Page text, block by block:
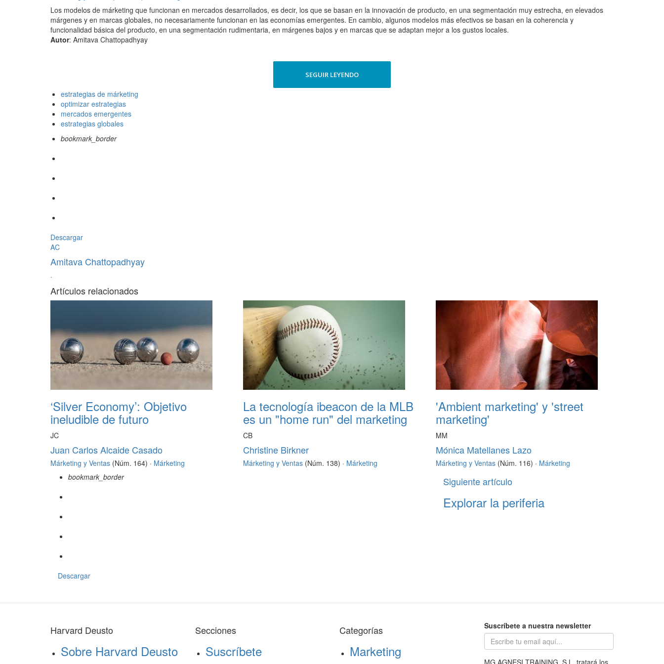
Los modelos de márketing que funcionan en mercados desarrollados, es decir, los que se basan en la innovación de producto, en una segmentación muy estrecha, en elevados
márgenes y en marcas globales, no necesariamente funcionan en las economías emergentes. En cambio, algunos modelos más efectivos se basan en la coherencia y
funcionalidad básica del producto, en una segmentación rudimentaria, en márgenes bajos y en marcas que se adaptan mejor a los gustos locales.
Autor: Amitava Chattopadhyay
SEGUIR LEYENDO
estrategias de márketing
optimizar estrategias
mercados emergentes
estrategias globales
bookmark_border
Descargar
AC
Amitava Chattopadhyay
·
Artículos relacionados
‘Silver Economy’: Objetivo
ineludible de futuro
JC
Juan Carlos Alcaide Casado
Márketing y Ventas (Núm. 164) · Márketing
La tecnología ibeacon de la MLB
es un "home run" del marketing
CB
Christine Birkner
Márketing y Ventas (Núm. 138) · Márketing
'Ambient marketing' y 'street
marketing'
MM
Mónica Matellanes Lazo
Márketing y Ventas (Núm. 116) · Márketing
bookmark_border
Descargar
Siguiente artículo
Explorar la periferia
Harvard Deusto
Sobre Harvard Deusto
Secciones
Suscríbete
Categorías
Marketing
Suscríbete a nuestra newsletter